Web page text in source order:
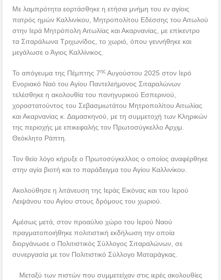
Με λαμπρότητα εορτάσθηκε η ετήσια μνήμη του εν αγίοις
πατρός ημών Καλλινίκου, Μητροπολίτου Εδέσσης του Αιτωλού
στην Ιερά Μητρόπολη Αιτωλίας και Ακαρνανίας, με επίκεντρο
τα Σιταράλωνα Τριχωνίδος, το χωριό, όπου γεννήθηκε και
μεγάλωσε ο Άγιος Καλλίνικος.
Το απόγευμα της Πέμπτης 7ης Αυγούστου 2025 στον Ιερό
Ενοριακό Ναό του Αγίου Παντελεήμονος Σιταραλώνων
τελέσθηκε η ακολουθία του πανηγυρικού Εσπερινού,
χοροστατούντος του Σεβασμιωτάτου Μητροπολίτου Αιτωλίας
και Ακαρνανίας κ. Δαμασκηνού, με τη συμμετοχή των Κληρικών
της περιοχής με επικεφαλής τον Πρωτοσύγκελλο Αρχιμ.
Θεόκλητο Ράπτη.
Τον θείο λόγο κήρυξε ο Πρωτοσύγκελλος ο οποίος αναφέρθηκε
στην αγία βιοτή και το παράδειγμα του Αγίου Καλλινίκου.
Ακολούθησε η λιτάνευση της Ιεράς Εικόνας και του Ιερού
Λειψάνου του Αγίου στους δρόμους του χωριού.
Αμέσως μετά, στον προαύλιο χώρο του Ιερού Ναού
πραγματοποιήθηκε πολιτιστική εκδήλωση την οποία
διοργάνωσε ο Πολιτιστικός Σύλλογος Σιταραλώνων, σε
συνεργασία με τον Πολιτιστικό Σύλλογο Ματαράγκας.
Μεταξύ των πιστών που συμμετείχαν στις ιερές ακολουθίες